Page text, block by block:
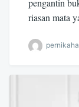
pengantin
riasan mata